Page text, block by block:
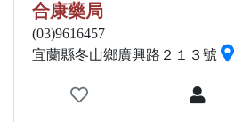
合康藥局
(03)9616457
宜蘭縣冬山鄉廣興路２１３號